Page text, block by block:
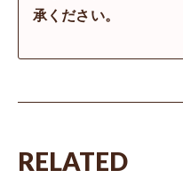
承ください。
RELATED